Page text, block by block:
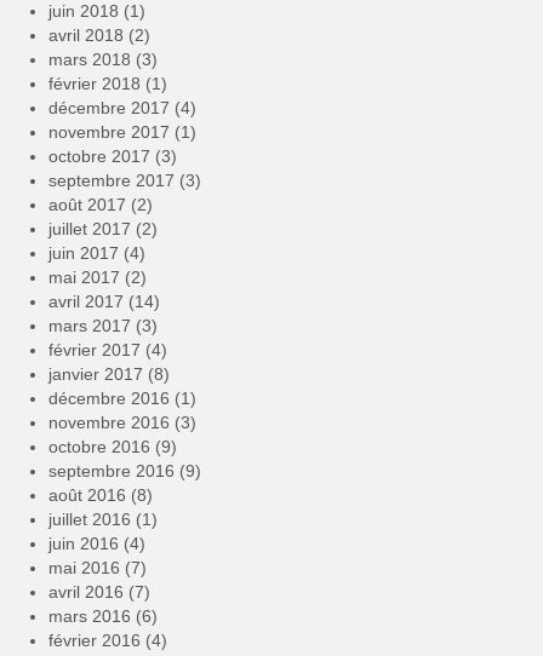
juin 2018 (1)
avril 2018 (2)
mars 2018 (3)
février 2018 (1)
décembre 2017 (4)
novembre 2017 (1)
octobre 2017 (3)
septembre 2017 (3)
août 2017 (2)
juillet 2017 (2)
juin 2017 (4)
mai 2017 (2)
avril 2017 (14)
mars 2017 (3)
février 2017 (4)
janvier 2017 (8)
décembre 2016 (1)
novembre 2016 (3)
octobre 2016 (9)
septembre 2016 (9)
août 2016 (8)
juillet 2016 (1)
juin 2016 (4)
mai 2016 (7)
avril 2016 (7)
mars 2016 (6)
février 2016 (4)